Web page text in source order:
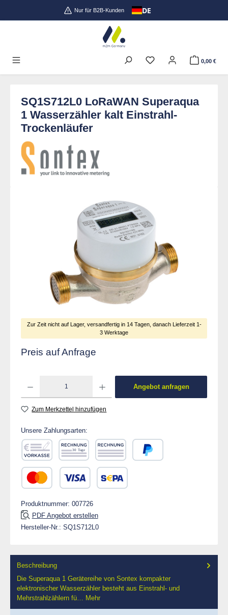
Zum Hauptinhalt springenNur für B2B-Kunden DE
0,00 €
SQ1S712L0 LoRaWAN Superaqua
1 Wasserzähler kalt Einstrahl-
Trockenläufer
Zur Zeit nicht auf Lager, versandfertig in 14 Tagen, danach Lieferzeit 1-
3 Werktage
Preis auf Anfrage
Angebot anfragen
Zum Merkzettel hinzufügen
Unsere Zahlungsarten:
Vorkasse Rechnung 30 Tage
Rechnung
Produktnummer: 007726
PDF Angebot erstellen
Hersteller-Nr.: SQ1S712L0
Beschreibung
Die Superaqua 1 Gerätereihe von Sontex kompakter
elektronischer Wasserzähler besteht aus Einstrahl- und
Mehrstrahlzählern fü… Mehr